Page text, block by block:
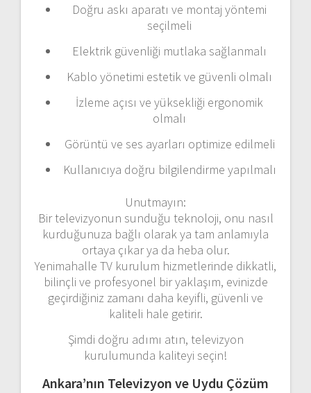
Doğru askı aparatı ve montaj yöntemi
seçilmeli
Elektrik güvenliği mutlaka sağlanmalı
Kablo yönetimi estetik ve güvenli olmalı
İzleme açısı ve yüksekliği ergonomik
olmalı
Görüntü ve ses ayarları optimize edilmeli
Kullanıcıya doğru bilgilendirme yapılmalı
Unutmayın:
Bir televizyonun sunduğu teknoloji, onu nasıl
kurduğunuza bağlı olarak ya tam anlamıyla
ortaya çıkar ya da heba olur.
Yenimahalle TV kurulum hizmetlerinde dikkatli,
bilinçli ve profesyonel bir yaklaşım, evinizde
geçirdiğiniz zamanı daha keyifli, güvenli ve
kaliteli hale getirir.
Şimdi doğru adımı atın, televizyon
kurulumunda kaliteyi seçin!
Ankara’nın Televizyon ve Uydu Çözüm